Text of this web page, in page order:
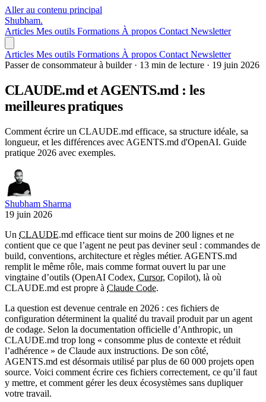
Aller au contenu principal
Shubham.
Articles Mes outils Formations À propos Contact Newsletter
Articles Mes outils Formations À propos Contact Newsletter
Passer de consommateur à builder · 13 min de lecture · 19 juin 2026
CLAUDE.md et AGENTS.md : les
meilleures pratiques
Comment écrire un CLAUDE.md efficace, sa structure idéale, sa
longueur, et les différences avec AGENTS.md d'OpenAI. Guide
pratique 2026 avec exemples.
Shubham Sharma
19 juin 2026
Un CLAUDE.md efficace tient sur moins de 200 lignes et ne
contient que ce que l’agent ne peut pas deviner seul : commandes de
build, conventions, architecture et règles métier. AGENTS.md
remplit le même rôle, mais comme format ouvert lu par une
vingtaine d’outils (OpenAI Codex, Cursor, Copilot), là où
CLAUDE.md est propre à Claude Code.
La question est devenue centrale en 2026 : ces fichiers de
configuration déterminent la qualité du travail produit par un agent
de codage. Selon la documentation officielle d’Anthropic, un
CLAUDE.md trop long « consomme plus de contexte et réduit
l’adhérence » de Claude aux instructions. De son côté,
AGENTS.md est désormais utilisé par plus de 60 000 projets open
source. Voici comment écrire ces fichiers correctement, ce qu’il faut
y mettre, et comment gérer les deux écosystèmes sans dupliquer
votre travail.